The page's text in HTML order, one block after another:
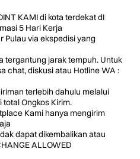
KAMI di kota terdekat dI
5 Hari Kerja
Pulau via ekspedisi yang
tergantung jarak tempuh. Untuk
chat, diskusi atau Hotline WA :
terlebih dahulu melalui
Ongkos Kirim.
Kami hanya mengirim
dapat dikembalikan atau
ALLOWED